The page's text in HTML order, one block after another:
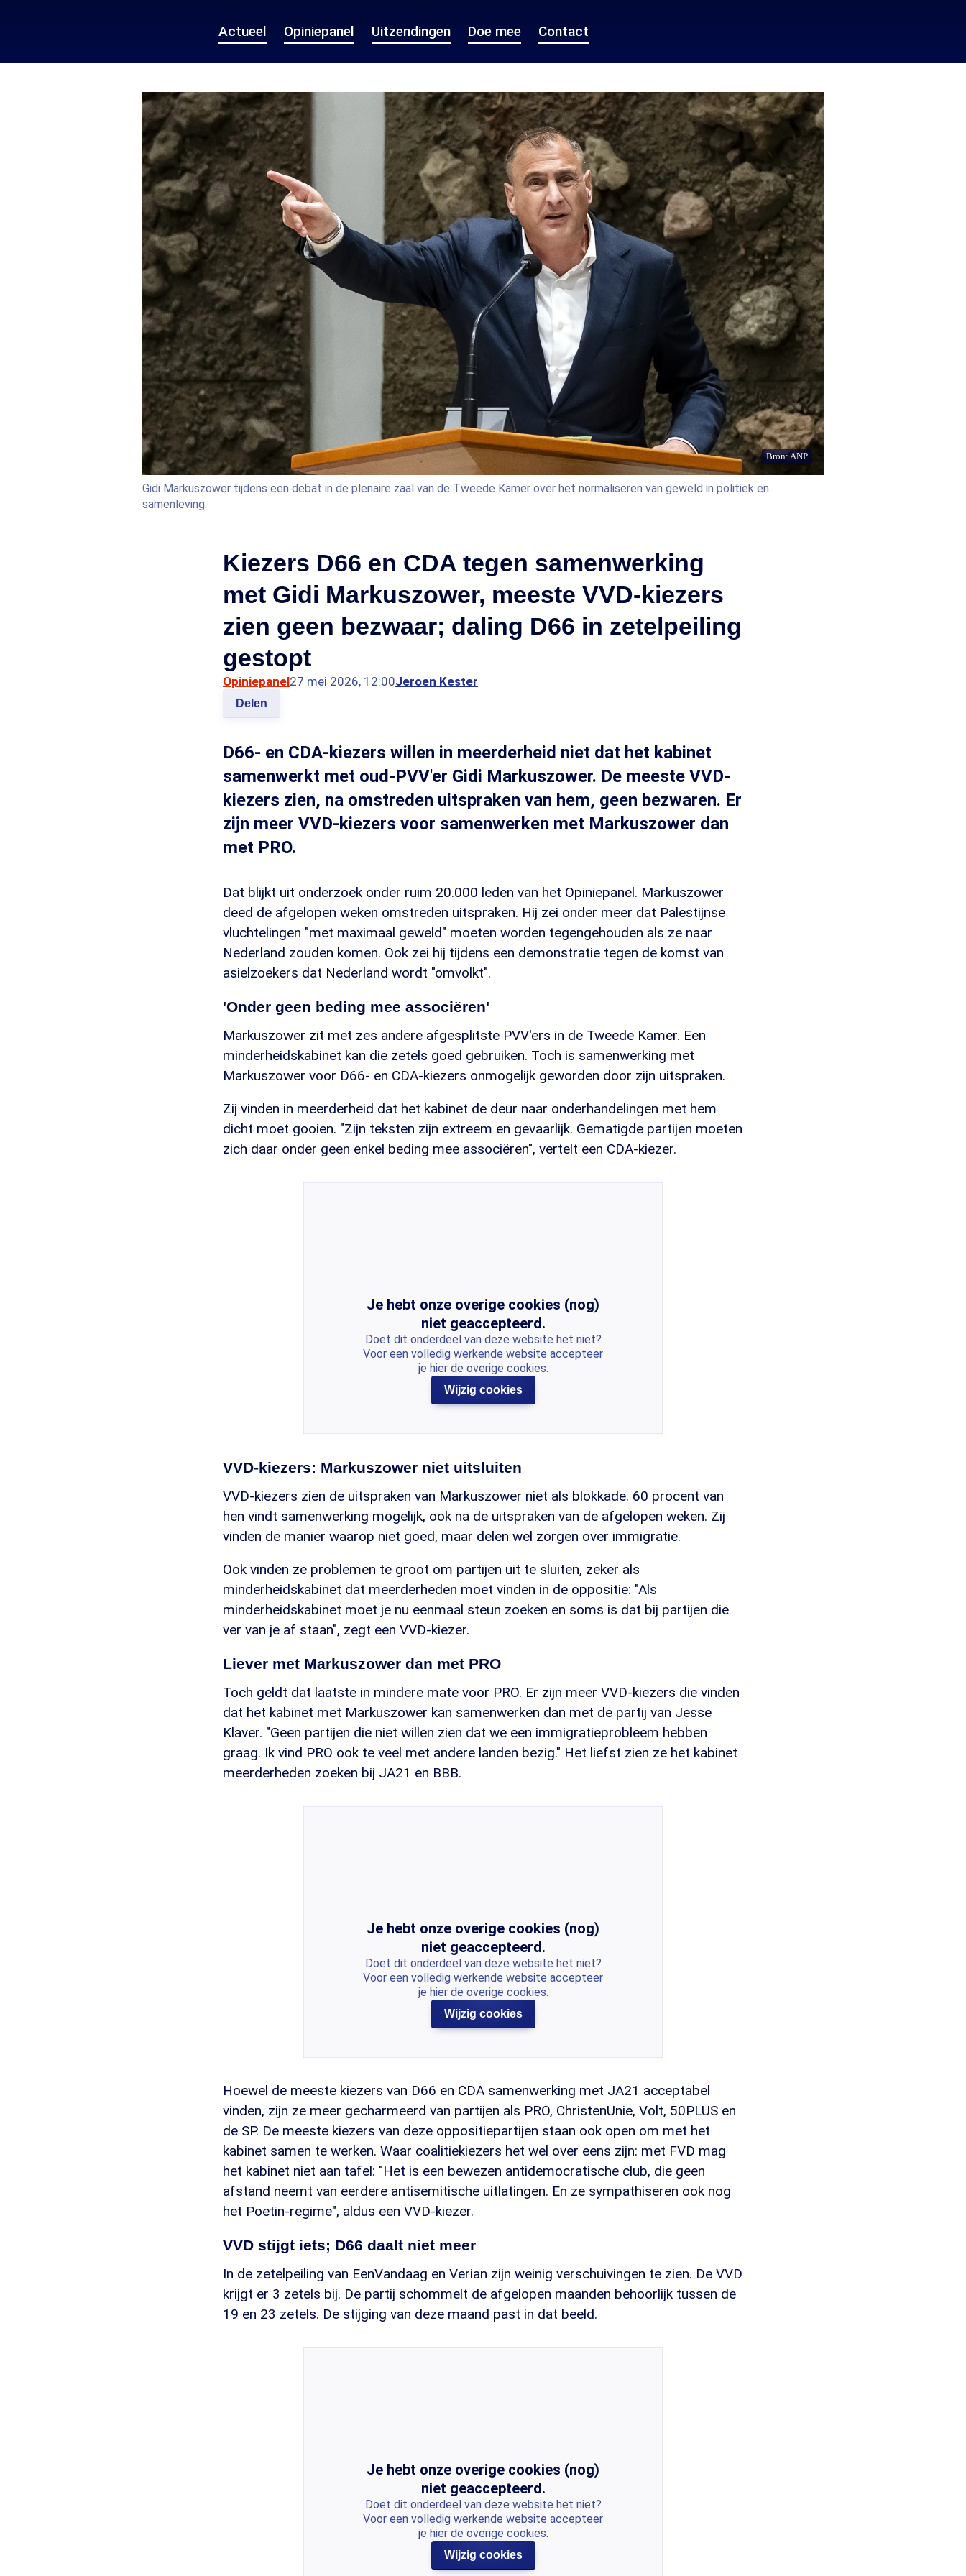
Actueel Opiniepanel Uitzendingen Doe mee Contact
Bron: ANP
Gidi Markuszower tijdens een debat in de plenaire zaal van de Tweede Kamer over het normaliseren van geweld in politiek en
samenleving.
Kiezers D66 en CDA tegen samenwerking
met Gidi Markuszower, meeste VVD-kiezers
zien geen bezwaar; daling D66 in zetelpeiling
gestopt
Opiniepanel27 mei 2026, 12:00Jeroen Kester
Delen
D66- en CDA-kiezers willen in meerderheid niet dat het kabinet
samenwerkt met oud-PVV'er Gidi Markuszower. De meeste VVD-
kiezers zien, na omstreden uitspraken van hem, geen bezwaren. Er
zijn meer VVD-kiezers voor samenwerken met Markuszower dan
met PRO.
Dat blijkt uit onderzoek onder ruim 20.000 leden van het Opiniepanel. Markuszower
deed de afgelopen weken omstreden uitspraken. Hij zei onder meer dat Palestijnse
vluchtelingen "met maximaal geweld" moeten worden tegengehouden als ze naar
Nederland zouden komen. Ook zei hij tijdens een demonstratie tegen de komst van
asielzoekers dat Nederland wordt "omvolkt".
'Onder geen beding mee associëren'
Markuszower zit met zes andere afgesplitste PVV'ers in de Tweede Kamer. Een
minderheidskabinet kan die zetels goed gebruiken. Toch is samenwerking met
Markuszower voor D66- en CDA-kiezers onmogelijk geworden door zijn uitspraken.
Zij vinden in meerderheid dat het kabinet de deur naar onderhandelingen met hem
dicht moet gooien. "Zijn teksten zijn extreem en gevaarlijk. Gematigde partijen moeten
zich daar onder geen enkel beding mee associëren", vertelt een CDA-kiezer.
Je hebt onze overige cookies (nog)
niet geaccepteerd.
Doet dit onderdeel van deze website het niet?
Voor een volledig werkende website accepteer
je hier de overige cookies.
Wijzig cookies
VVD-kiezers: Markuszower niet uitsluiten
VVD-kiezers zien de uitspraken van Markuszower niet als blokkade. 60 procent van
hen vindt samenwerking mogelijk, ook na de uitspraken van de afgelopen weken. Zij
vinden de manier waarop niet goed, maar delen wel zorgen over immigratie.
Ook vinden ze problemen te groot om partijen uit te sluiten, zeker als
minderheidskabinet dat meerderheden moet vinden in de oppositie: "Als
minderheidskabinet moet je nu eenmaal steun zoeken en soms is dat bij partijen die
ver van je af staan", zegt een VVD-kiezer.
Liever met Markuszower dan met PRO
Toch geldt dat laatste in mindere mate voor PRO. Er zijn meer VVD-kiezers die vinden
dat het kabinet met Markuszower kan samenwerken dan met de partij van Jesse
Klaver. "Geen partijen die niet willen zien dat we een immigratieprobleem hebben
graag. Ik vind PRO ook te veel met andere landen bezig." Het liefst zien ze het kabinet
meerderheden zoeken bij JA21 en BBB.
Je hebt onze overige cookies (nog)
niet geaccepteerd.
Doet dit onderdeel van deze website het niet?
Voor een volledig werkende website accepteer
je hier de overige cookies.
Wijzig cookies
Hoewel de meeste kiezers van D66 en CDA samenwerking met JA21 acceptabel
vinden, zijn ze meer gecharmeerd van partijen als PRO, ChristenUnie, Volt, 50PLUS en
de SP. De meeste kiezers van deze oppositiepartijen staan ook open om met het
kabinet samen te werken. Waar coalitiekiezers het wel over eens zijn: met FVD mag
het kabinet niet aan tafel: "Het is een bewezen antidemocratische club, die geen
afstand neemt van eerdere antisemitische uitlatingen. En ze sympathiseren ook nog
het Poetin-regime", aldus een VVD-kiezer.
VVD stijgt iets; D66 daalt niet meer
In de zetelpeiling van EenVandaag en Verian zijn weinig verschuivingen te zien. De VVD
krijgt er 3 zetels bij. De partij schommelt de afgelopen maanden behoorlijk tussen de
19 en 23 zetels. De stijging van deze maand past in dat beeld.
Je hebt onze overige cookies (nog)
niet geaccepteerd.
Doet dit onderdeel van deze website het niet?
Voor een volledig werkende website accepteer
je hier de overige cookies.
Wijzig cookies